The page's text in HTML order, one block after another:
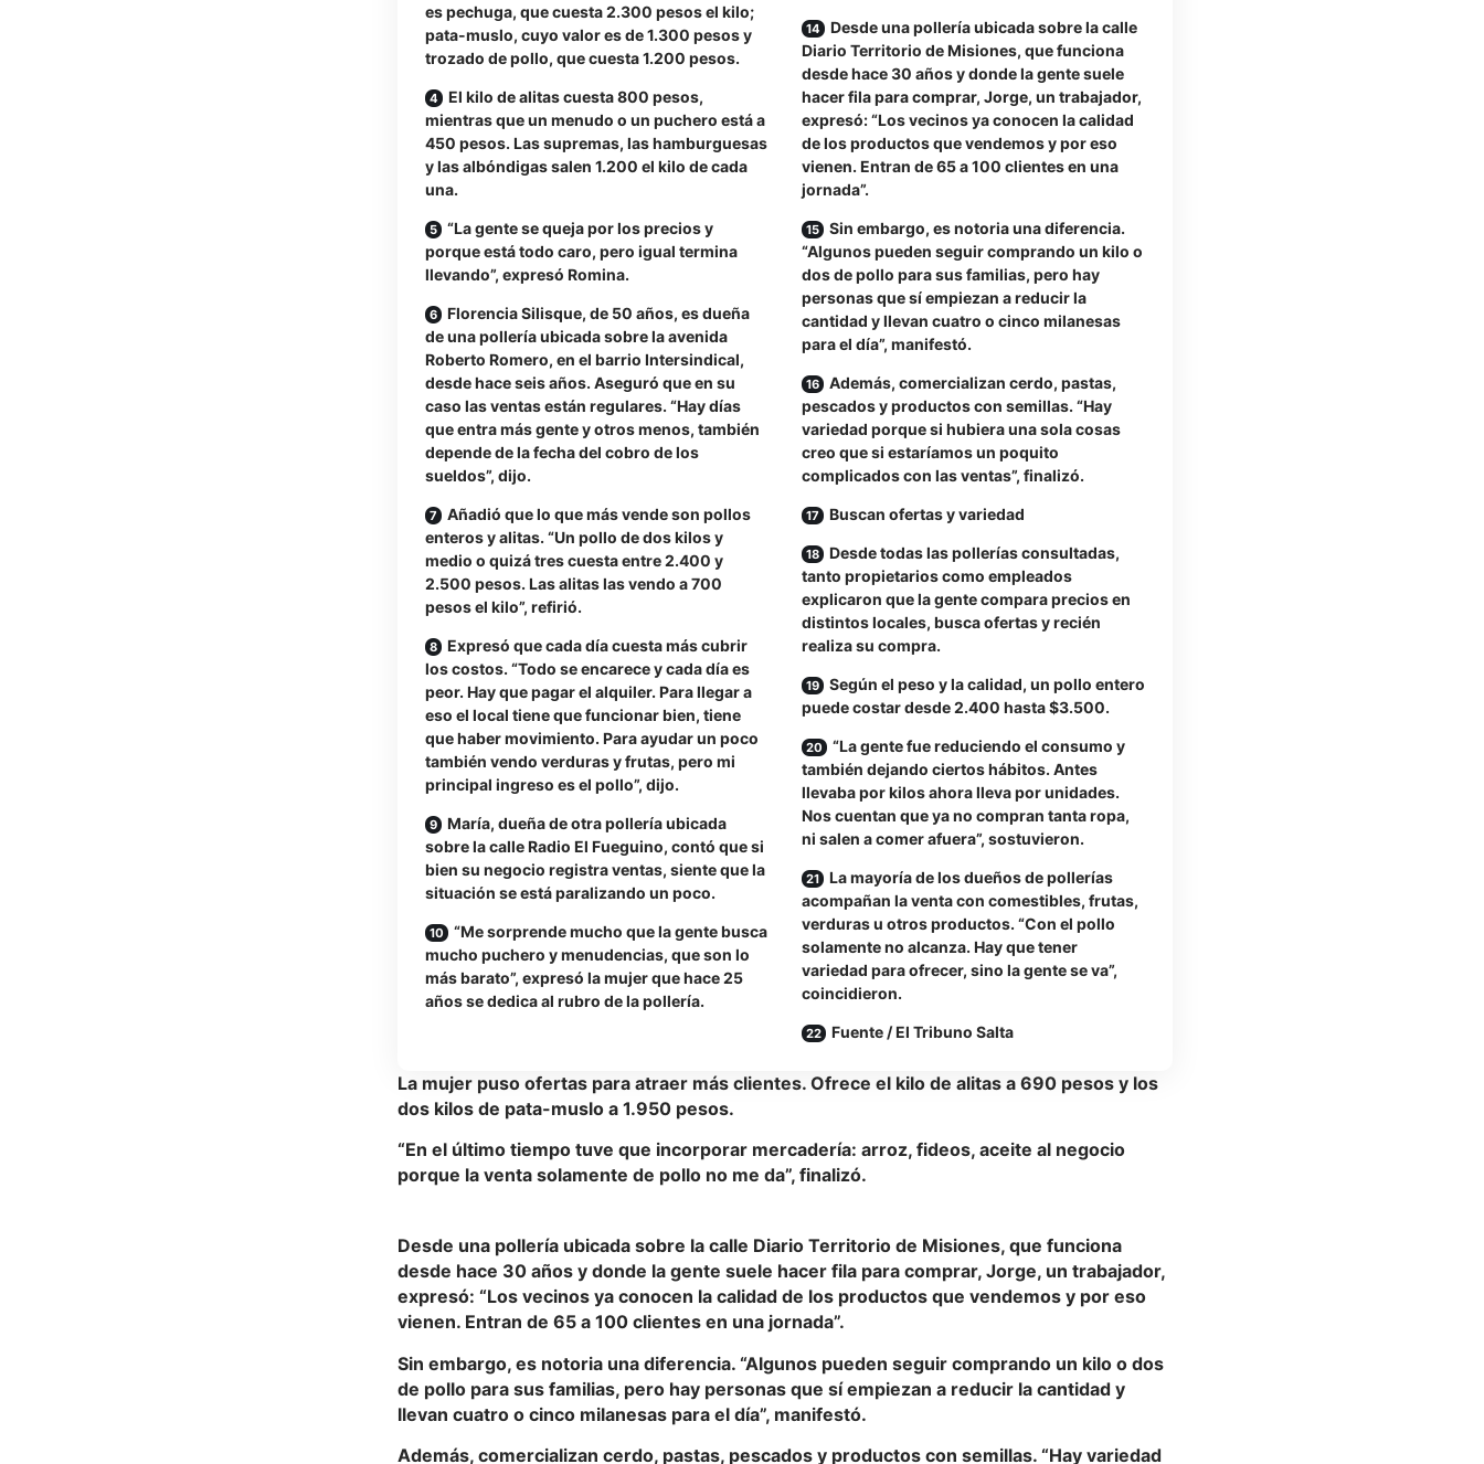
es pechuga, que cuesta 2.300 pesos el kilo;
pata-muslo, cuyo valor es de 1.300 pesos y
trozado de pollo, que cuesta 1.200 pesos.
El kilo de alitas cuesta 800 pesos,
mientras que un menudo o un puchero está a
450 pesos. Las supremas, las hamburguesas
y las albóndigas salen 1.200 el kilo de cada
una.
“La gente se queja por los precios y
porque está todo caro, pero igual termina
llevando”, expresó Romina.
Florencia Silisque, de 50 años, es dueña
de una pollería ubicada sobre la avenida
Roberto Romero, en el barrio Intersindical,
desde hace seis años. Aseguró que en su
caso las ventas están regulares. “Hay días
que entra más gente y otros menos, también
depende de la fecha del cobro de los
sueldos”, dijo.
Añadió que lo que más vende son pollos
enteros y alitas. “Un pollo de dos kilos y
medio o quizá tres cuesta entre 2.400 y
2.500 pesos. Las alitas las vendo a 700
pesos el kilo”, refirió.
Expresó que cada día cuesta más cubrir
los costos. “Todo se encarece y cada día es
peor. Hay que pagar el alquiler. Para llegar a
eso el local tiene que funcionar bien, tiene
que haber movimiento. Para ayudar un poco
también vendo verduras y frutas, pero mi
principal ingreso es el pollo”, dijo.
María, dueña de otra pollería ubicada
sobre la calle Radio El Fueguino, contó que si
bien su negocio registra ventas, siente que la
situación se está paralizando un poco.
“Me sorprende mucho que la gente busca
mucho puchero y menudencias, que son lo
más barato”, expresó la mujer que hace 25
años se dedica al rubro de la pollería.
Desde una pollería ubicada sobre la calle
Diario Territorio de Misiones, que funciona
desde hace 30 años y donde la gente suele
hacer fila para comprar, Jorge, un trabajador,
expresó: “Los vecinos ya conocen la calidad
de los productos que vendemos y por eso
vienen. Entran de 65 a 100 clientes en una
jornada”.
Sin embargo, es notoria una diferencia.
“Algunos pueden seguir comprando un kilo o
dos de pollo para sus familias, pero hay
personas que sí empiezan a reducir la
cantidad y llevan cuatro o cinco milanesas
para el día”, manifestó.
Además, comercializan cerdo, pastas,
pescados y productos con semillas. “Hay
variedad porque si hubiera una sola cosas
creo que si estaríamos un poquito
complicados con las ventas”, finalizó.
Buscan ofertas y variedad
Desde todas las pollerías consultadas,
tanto propietarios como empleados
explicaron que la gente compara precios en
distintos locales, busca ofertas y recién
realiza su compra.
Según el peso y la calidad, un pollo entero
puede costar desde 2.400 hasta $3.500.
“La gente fue reduciendo el consumo y
también dejando ciertos hábitos. Antes
llevaba por kilos ahora lleva por unidades.
Nos cuentan que ya no compran tanta ropa,
ni salen a comer afuera”, sostuvieron.
La mayoría de los dueños de pollerías
acompañan la venta con comestibles, frutas,
verduras u otros productos. “Con el pollo
solamente no alcanza. Hay que tener
variedad para ofrecer, sino la gente se va”,
coincidieron.
Fuente / El Tribuno Salta
La mujer puso ofertas para atraer más clientes. Ofrece el kilo de alitas a 690 pesos y los
dos kilos de pata-muslo a 1.950 pesos.
“En el último tiempo tuve que incorporar mercadería: arroz, fideos, aceite al negocio
porque la venta solamente de pollo no me da”, finalizó.
Desde una pollería ubicada sobre la calle Diario Territorio de Misiones, que funciona
desde hace 30 años y donde la gente suele hacer fila para comprar, Jorge, un trabajador,
expresó: “Los vecinos ya conocen la calidad de los productos que vendemos y por eso
vienen. Entran de 65 a 100 clientes en una jornada”.
Sin embargo, es notoria una diferencia. “Algunos pueden seguir comprando un kilo o dos
de pollo para sus familias, pero hay personas que sí empiezan a reducir la cantidad y
llevan cuatro o cinco milanesas para el día”, manifestó.
Además, comercializan cerdo, pastas, pescados y productos con semillas. “Hay variedad